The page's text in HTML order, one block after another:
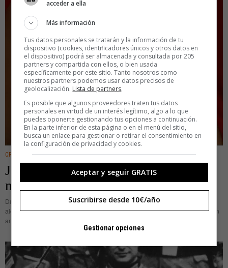
CREATIVIDAD · IDEAS
Jóvenes Artesanos: "Trabajar con las
manos me hace sentir libre"
Durante más de 10 años, Marco Antonio Sánchez se ha dedicado a crear
alebrijes, unas esculturas de cartón tradicionales en México, que representan
animales imaginarios. Sin embargo, durante este tiempo ha tenido
acceder a ella
Más información
Tus datos personales se tratarán y la información de tu
dispositivo (cookies, identificadores únicos y otros datos en
el dispositivo) podrá ser almacenada y consultada por 205
partners y compartida con ellos, o bien usada
específicamente por este sitio. Tanto nosotros como
nuestros partners podemos usar datos precisos de
geolocalización. Lista de partners.
Es posible que algunos proveedores traten tus datos
personales en virtud de un interés legítimo, algo a lo que
puedes oponerte gestionando tus opciones a continuación.
En la parte inferior de esta página o en el menú del sitio,
busca un enlace para gestionar o retirar el consentimiento en
la configuración de privacidad y cookies.
Aceptar y seguir GRATIS
Suscribirse desde 10€/año
Gestionar opciones